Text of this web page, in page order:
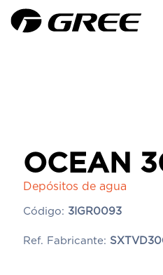
OCEAN
Depósitos de agua
Código: 3IGR0093
Ref. Fabricante: